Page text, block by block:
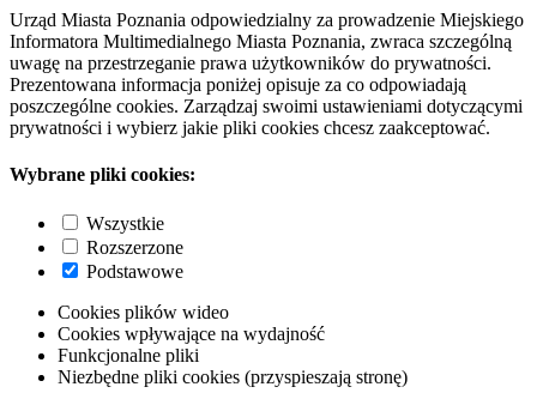
Urząd Miasta Poznania odpowiedzialny za prowadzenie Miejskiego
Informatora Multimedialnego Miasta Poznania, zwraca szczególną
uwagę na przestrzeganie prawa użytkowników do prywatności.
Prezentowana informacja poniżej opisuje za co odpowiadają
poszczególne cookies. Zarządzaj swoimi ustawieniami dotyczącymi
prywatności i wybierz jakie pliki cookies chcesz zaakceptować.
Wybrane pliki cookies:
Wszystkie
Rozszerzone
Podstawowe
Cookies plików wideo
Cookies wpływające na wydajność
Funkcjonalne pliki
Niezbędne pliki cookies (przyspieszają stronę)